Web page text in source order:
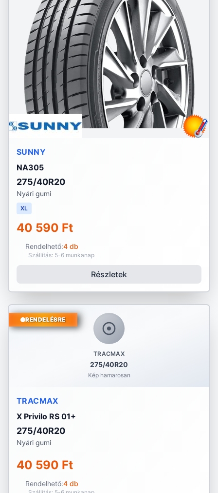
SUNNY
NA305
275/40R20
Nyári gumi
XL
40 590 Ft
Rendelhető:4 db
Szállítás: 5-6 munkanap
Részletek
TRACMAX
275/40R20
Kép hamarosan
RENDELÉSRE
TRACMAX
X Privilo RS 01+
275/40R20
Nyári gumi
40 590 Ft
Rendelhető:4 db